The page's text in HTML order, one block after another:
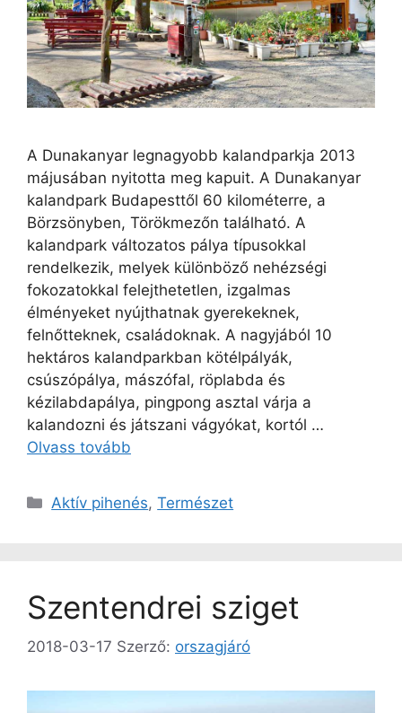
A Dunakanyar legnagyobb kalandparkja 2013
májusában nyitotta meg kapuit. A Dunakanyar
kalandpark Budapesttől 60 kilométerre, a
Börzsönyben, Törökmezőn található. A
kalandpark változatos pálya típusokkal
rendelkezik, melyek különböző nehézségi
fokozatokkal felejthetetlen, izgalmas
élményeket nyújthatnak gyerekeknek,
felnőtteknek, családoknak. A nagyjából 10
hektáros kalandparkban kötélpályák,
csúszópálya, mászófal, röplabda és
kézilabdapálya, pingpong asztal várja a
kalandozni és játszani vágyókat, kortól …
Olvass tovább
Kategória
Aktív pihenés,Természet
Szentendrei sziget
2018-03-17 Szerző: orszagjáró